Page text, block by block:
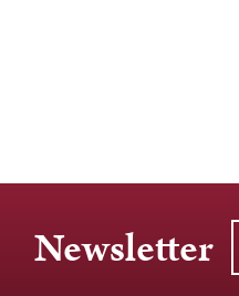
Newsletter